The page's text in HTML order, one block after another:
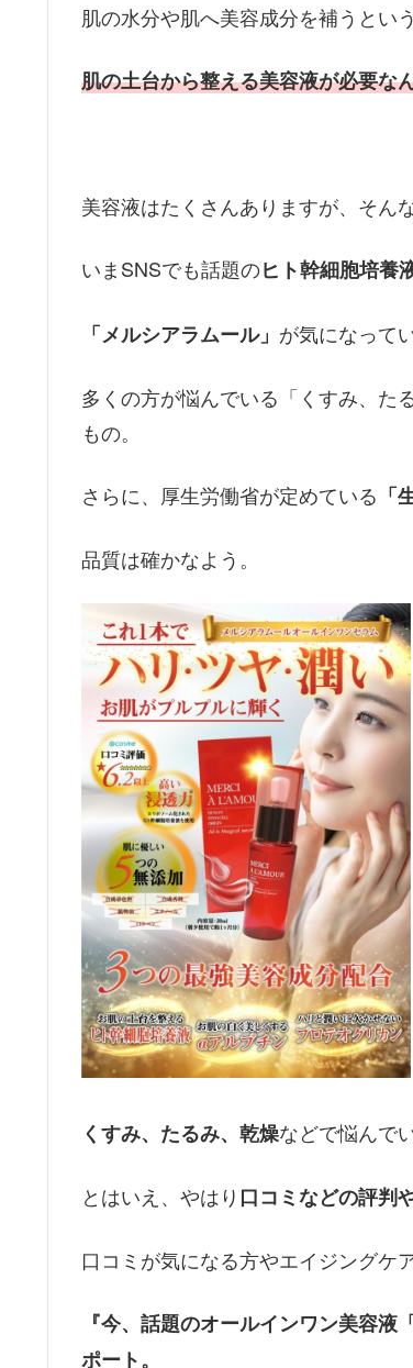
肌の水分や肌へ美容成分を補うとい
肌の土台から整える美容液が必要な
美容液はたくさんありますが、そん
いまSNSでも話題のヒト幹細胞培養
「メルシアラムール」 が気になって
多くの方が悩んでいる「くすみ、た
もの。
さらに、厚生労働省が定めている 「
品質は確かなよう。
くすみ、たるみ、乾燥などで悩んで
とはいえ、やはり 口コミなどの評判
口コミが気になる方やエイジングケ
『今、話題のオールインワン美容
ポート。